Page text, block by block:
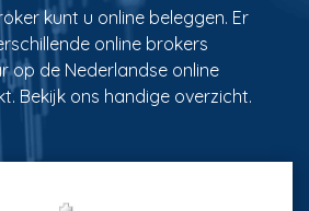
kunt u online beleggen. Er
online brokers
op de Nederlandse online
Bekijk ons handige overzicht.